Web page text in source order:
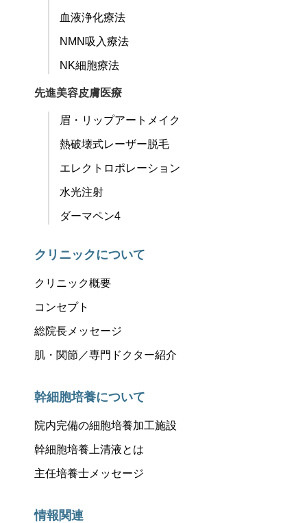
血液浄化療法
NMN吸入療法
NK細胞療法
先進美容皮膚医療
眉・リップアートメイク
熱破壊式レーザー脱毛
エレクトロポレーション
水光注射
ダーマペン4
クリニックについて
クリニック概要
コンセプト
総院長メッセージ
肌・関節／専門ドクター紹介
幹細胞培養について
院内完備の細胞培養加工施設
幹細胞培養上清液とは
主任培養士メッセージ
情報関連